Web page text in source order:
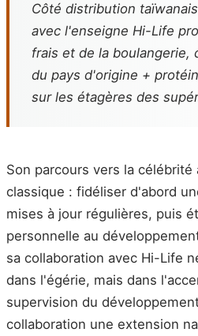
Côté distribution
avec l'enseigne Hi-Life
frais et de la boulangerie,
du pays d'origine +
sur les étagères des
Son parcours vers la célébrité
classique : fidéliser d'abord
mises à jour régulières, puis
personnelle au
sa collaboration avec Hi-Life
dans l'égérie, mais dans
supervision du
collaboration une extension